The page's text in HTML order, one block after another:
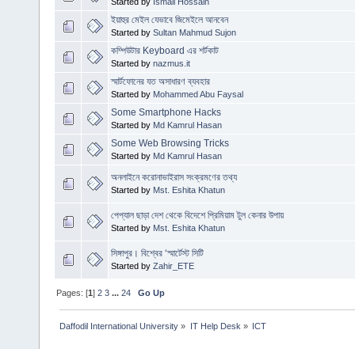
ইয়াহুর মেইল যেভাবে জিমেইলে আনবেন
Started by Sultan Mahmud Sujon
কম্পিউটার Keyboard এর শর্টকাট
Started by nazmus.it
স্মার্টফোনের যত অসাধারণ ব্যবহার
Started by Mohammed Abu Faysal
Some Smartphone Hacks
Started by Md Kamrul Hasan
Some Web Browsing Tricks
Started by Md Kamrul Hasan
অনলাইনে করোনাভাইরাস সংক্রমণের তথ্য
Started by Mst. Eshita Khatun
পেপ্যাল ছাড়া দেশ থেকে বিদেশে প্রিমিয়াম টুল কেনার উপায়
Started by Mst. Eshita Khatun
সিঙ্গাপুর। বিশ্বের ‘স্মার্টেস্ট সিটি
Started by Zahir_ETE
Pages: [1]2 3 ...24 Go Up
Daffodil International University » IT Help Desk » ICT